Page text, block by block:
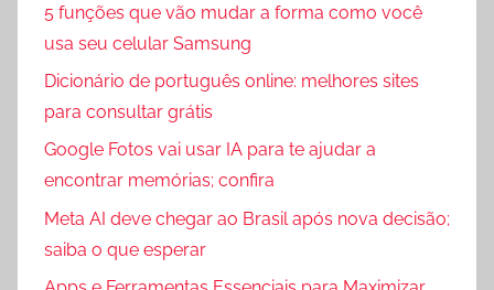
5 funções que vão mudar a forma como você
usa seu celular Samsung
Dicionário de português online: melhores sites
para consultar grátis
Google Fotos vai usar IA para te ajudar a
encontrar memórias; confira
Meta AI deve chegar ao Brasil após nova decisão;
saiba o que esperar